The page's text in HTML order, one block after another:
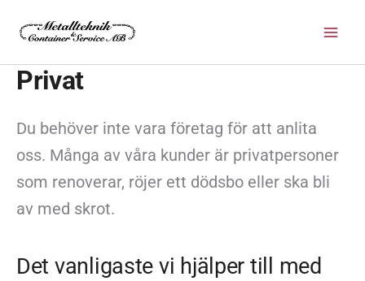
Privat
Du behöver inte vara företag för att anlita
oss. Många av våra kunder är privatpersoner
som renoverar, röjer ett dödsbo eller ska bli
av med skrot.
Det vanligaste vi hjälper till med